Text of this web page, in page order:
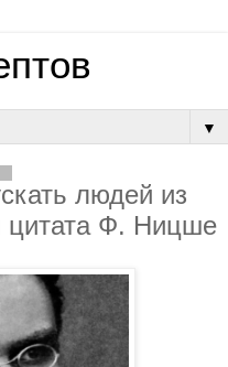
▼
людей из
цитата Ф. Ницше